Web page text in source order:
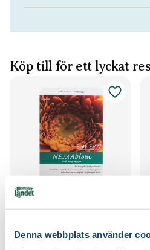
Denna webbplats använder
Köp till för ett lyckat
149:-